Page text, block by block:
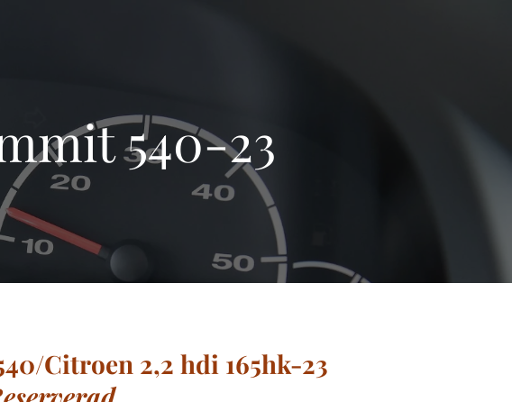
540-23
Citroen 2,2 hdi 165hk-23